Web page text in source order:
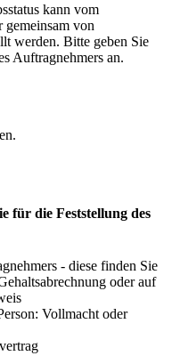
kann vom
von
werden. Bitte geben Sie
Auftragnehmers an.
für die Feststellung des
- diese finden Sie
oder auf
Vollmacht oder